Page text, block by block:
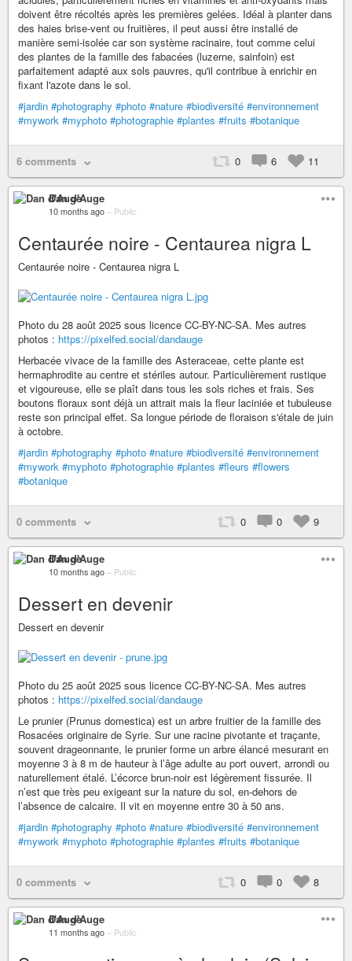
doivent être récoltés après les premières gelées. Idéal à planter dans
des haies brise-vent ou fruitières, il peut aussi être installé de
manière semi-isolée car son système racinaire, tout comme celui
des plantes de la famille des fabacées (luzerne, sainfoin) est
parfaitement adapté aux sols pauvres, qu'il contribue à enrichir en
fixant l'azote dans le sol.
#jardin #photography #photo #nature #biodiversité #environnement
#mywork #myphoto #photographie #plantes #fruits #botanique
6 comments 0 6 11
Dan d'Auge
10 months ago – Public
Centaurée noire - Centaurea nigra L
Centaurée noire - Centaurea nigra L
Photo du 28 août 2025 sous licence CC-BY-NC-SA. Mes autres
photos : https://pixelfed.social/dandauge
Herbacée vivace de la famille des Asteraceae, cette plante est
hermaphrodite au centre et stériles autour. Particulièrement rustique
et vigoureuse, elle se plaît dans tous les sols riches et frais. Ses
boutons floraux sont déjà un attrait mais la fleur laciniée et tubuleuse
reste son principal effet. Sa longue période de floraison s'étale de juin
à octobre.
#jardin #photography #photo #nature #biodiversité #environnement
#mywork #myphoto #photographie #plantes #fleurs #flowers
#botanique
0 comments 0 0 9
Dan d'Auge
10 months ago – Public
Dessert en devenir
Dessert en devenir
Photo du 25 août 2025 sous licence CC-BY-NC-SA. Mes autres
photos : https://pixelfed.social/dandauge
Le prunier (Prunus domestica) est un arbre fruitier de la famille des
Rosacées originaire de Syrie. Sur une racine pivotante et traçante,
souvent drageonnante, le prunier forme un arbre élancé mesurant en
moyenne 3 à 8 m de hauteur à l’âge adulte au port ouvert, arrondi ou
naturellement étalé. L’écorce brun-noir est légèrement fissurée. Il
n’est que très peu exigeant sur la nature du sol, en-dehors de
l’absence de calcaire. Il vit en moyenne entre 30 à 50 ans.
#jardin #photography #photo #nature #biodiversité #environnement
#mywork #myphoto #photographie #plantes #fruits #botanique
0 comments 0 0 8
Dan d'Auge
11 months ago – Public